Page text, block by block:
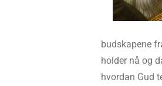
budskapene
holder nå og
hvordan Gud